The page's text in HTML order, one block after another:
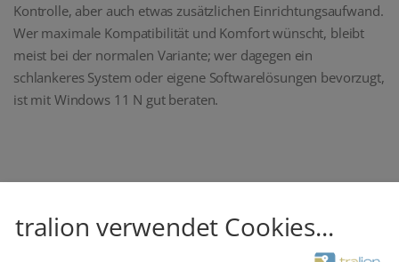
Kontrolle, aber auch etwas zusätzlichen Einrichtungsaufwand.
Wer maximale Kompatibilität und Komfort wünscht, bleibt
meist bei der normalen Variante; wer dagegen ein
schlankeres System oder eigene Softwarelösungen bevorzugt,
ist mit Windows 11 N gut beraten.
Unseren Newsletter abonnieren
tralion verwendet Cookies...